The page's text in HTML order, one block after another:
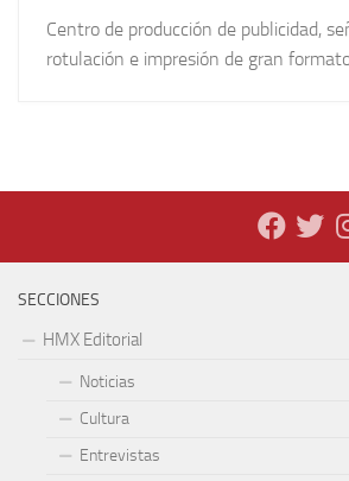
Centro de producción de publicidad,
rotulación e impresión de gran
SECCIONES
HMX Editorial
Noticias
Cultura
Entrevistas